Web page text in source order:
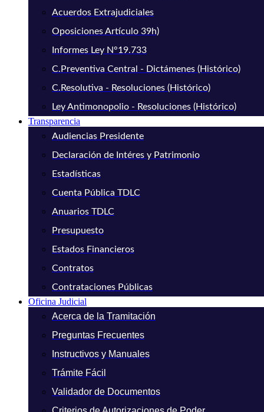
Acuerdos Extrajudiciales
Oposiciones Artículo 39h)
Informes Ley N°19.733
C.Preventiva Central - Dictámenes (Histórico)
C.Resolutiva - Resoluciones (Histórico)
Ley Antimonopolio - Resoluciones (Histórico)
Transparencia
Audiencias Presidente
Declaración de Intéres y Patrimonio
Estadísticas
Cuenta Pública TDLC
Anuarios TDLC
Presupuesto
Estados Financieros
Contratos
Contrataciones Públicas
Oficina Judicial
Acerca de la Tramitación
Preguntas Frecuentes
Instructivos y Manuales
Trámite Fácil
Validador de Documentos